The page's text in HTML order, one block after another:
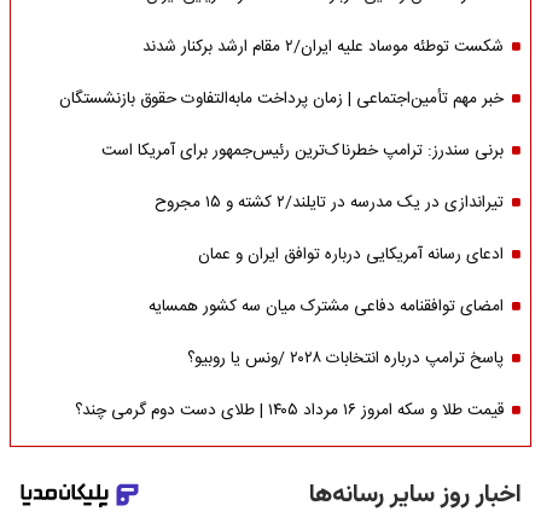
شکست توطئه موساد علیه ایران/۲ مقام‌ ارشد برکنار شدند
خبر مهم تأمین‌اجتماعی | زمان پرداخت مابه‌التفاوت حقوق بازنشستگان
برنی سندرز: ترامپ خطرناک‌ترین رئیس‌جمهور برای آمریکا است
تیراندازی در یک مدرسه در تایلند/۲ کشته و ۱۵ مجروح
ادعای رسانه آمریکایی درباره توافق ایران و عمان
امضای توافقنامه دفاعی مشترک میان سه کشور همسایه
پاسخ ترامپ درباره انتخابات ۲۰۲۸ /ونس یا روبیو؟
قیمت طلا و سکه امروز ۱۶ مرداد ۱۴۰۵ | طلای دست دوم گرمی چند؟